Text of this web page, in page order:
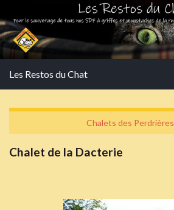
Les Restos du Chat
Chalets des Perdrières
Chalet de la Dacterie